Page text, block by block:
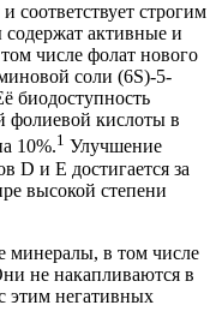
соответствует строгим
активные и
числе фолат нового
соли (6S)-5-
биодоступность
фолиевой кислоты в
10%.1 Улучшение
D и Е достигается за
высокой степени
минералы, в том числе
не накапливаются в
этим негативных